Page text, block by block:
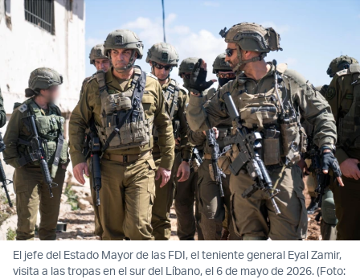
El jefe del Estado Mayor de las FDI, el teniente general Eyal Zamir,
visita a las tropas en el sur del Líbano, el 6 de mayo de 2026. (Foto: